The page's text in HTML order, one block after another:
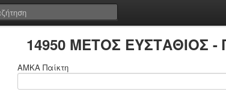
14950 ΜΕΤΟΣ ΕΥΣΤΑΘΙΟΣ -
ΑΜΚΑ Παίκτη